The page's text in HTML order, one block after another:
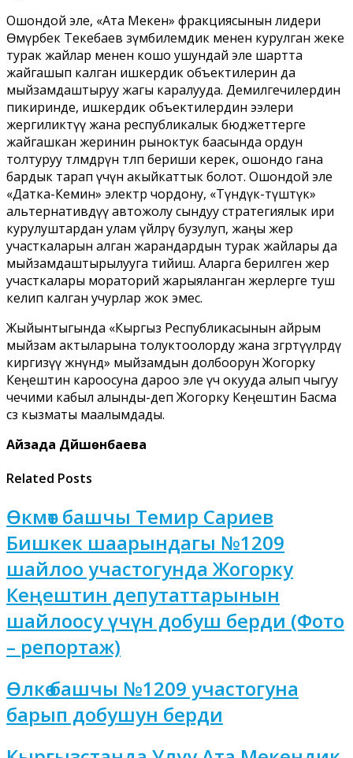
Ошондой эле, «Ата Мекен» фракциясынын лидери
Өмүрбек Текебаев өзүмбилемдик менен курулган жеке
турак жайлар менен кошо ушундай эле шартта
жайгашып калган ишкердик объектилерин да
мыйзамдаштыруу жагы каралууда. Демилгечилердин
пикиринде, ишкердик объектилердин ээлери
жергиликтүү жана республикалык бюджеттерге
жайгашкан жеринин рыноктук баасында ордун
толтуруу төлөмдөрүн төлөп бериши керек, ошондо гана
бардык тарап үчүн акыйкаттык болот. Ошондой эле
«Датка-Кемин» электр чордону, «Түндүк-түштүк»
альтернативдүү автожолу сындуу стратегиялык ири
курулуштардан улам үйлөрү бузулуп, жаӊы жер
участкаларын алган жарандардын турак жайлары да
мыйзамдаштырылууга тийиш. Аларга берилген жер
участкалары мораторий жарыяланган жерлерге туш
келип калган учурлар жок эмес.
Жыйынтыгында «Кыргыз Республикасынын айрым
мыйзам актыларына толуктоолорду жана өзгөртүүлөрдү
киргизүү жөнүндө» мыйзамдын долбоорун Жогорку
Кеӊештин кароосуна дароо эле үч окууда алып чыгуу
чечими кабыл алынды-деп Жогорку Кеӊештин Басма
сөз кызматы маалымдады.
Айзада Дүйшөнбаева
Related Posts
Өкмөт башчы Темир Сариев
Бишкек шаарындагы №1209
шайлоо участогунда Жогорку
Кеңештин депутаттарынын
шайлоосу үчүн добуш берди (Фото
– репортаж)
Өлкө башчы №1209 участогуна
барып добушун берди